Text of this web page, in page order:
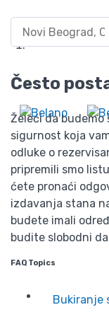
Često
Često
Želeći da
sigurnost koja
odluke o
pripremili smo
ćete pronaći
izdavanja stana
budete imali
budite slobodni
FAQ Topics
Bukiranje